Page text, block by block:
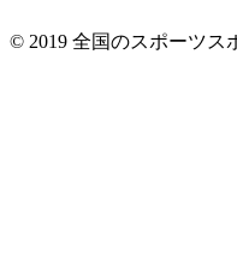
© 2019 全国のスポーツス